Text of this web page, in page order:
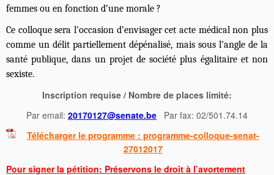
femmes ou en fonction d’une morale ?
Ce colloque sera l’occasion d’envisager cet acte médical non plus
comme un délit partiellement dépénalisé, mais sous l’angle de la
santé publique, dans un projet de société plus égalitaire et non
sexiste.
Inscription requise / Nombre de places limité:
Par email: 20170127@senate.be Par fax: 02/501.74.14
Télécharger le programme : programme-colloque-senat-
27012017
Pour signer la pétition: Préservons le droit à l’avortement